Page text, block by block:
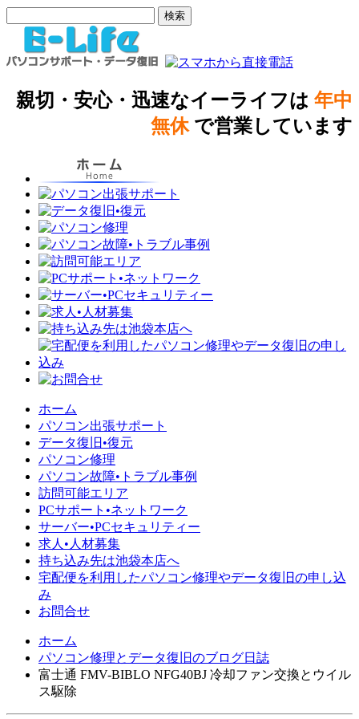
親切・安心・迅速なイーライフは 年中
無休で営業しています
ホーム
パソコン出張サポート
データ復旧•復元
パソコン修理
パソコン故障•トラブル事例
訪問可能エリア
PCサポート•ネットワーク
サーバー•PCセキュリティー
求人•人材募集
持ち込み先は池袋本店へ
宅配便を利用したパソコン修理やデータ復旧の申し込
み
お問合せ
ホーム
パソコン修理とデータ復旧のブログ日誌
富士通 FMV-BIBLO NFG40BJ 冷却ファン交換とウイル
ス駆除